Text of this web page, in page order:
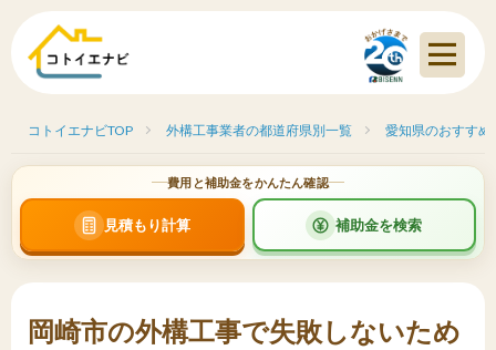
コトイエナビTOP 外構工事業者の都道府県別一覧 愛知県のおすす
費用と補助金をかんたん確認
見積もり計算 補助金を検索
岡崎市の外構工事で失敗しないため